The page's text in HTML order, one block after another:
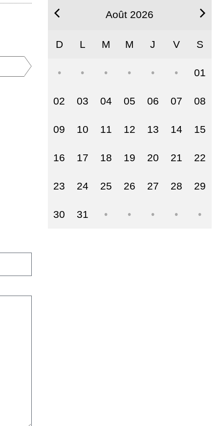
Août 2026
D L M M J V S
01
02 03 04 05 06 07 08
09 10 11 12 13 14 15
16 17 18 19 20 21 22
23 24 25 26 27 28 29
30 31